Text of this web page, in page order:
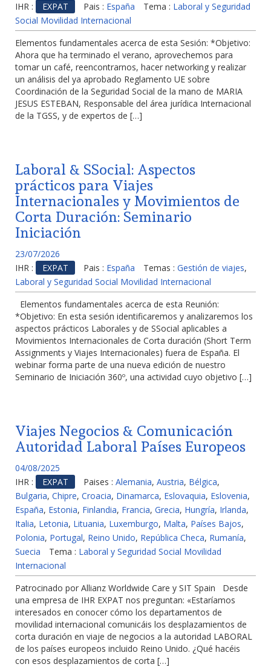
IHR :
EXPAT Pais : España Tema : Laboral y Seguridad
Social Movilidad Internacional
Elementos fundamentales acerca de esta Sesión: *Objetivo:
Ahora que ha terminado el verano, aprovechemos para
tomar un café, reencontrarnos, hacer networking y realizar
un análisis del ya aprobado Reglamento UE sobre
Coordinación de la Seguridad Social de la mano de MARIA
JESUS ESTEBAN, Responsable del área jurídica Internacional
de la TGSS, y de expertos de […]
Laboral & SSocial: Aspectos
prácticos para Viajes
Internacionales y Movimientos de
Corta Duración: Seminario
Iniciación
23/07/2026
IHR :
EXPAT Pais : España Temas : Gestión de viajes,
Laboral y Seguridad Social Movilidad Internacional
Elementos fundamentales acerca de esta Reunión:
*Objetivo: En esta sesión identificaremos y analizaremos los
aspectos prácticos Laborales y de SSocial aplicables a
Movimientos Internacionales de Corta duración (Short Term
Assignments y Viajes Internacionales) fuera de España. El
webinar forma parte de una nueva edición de nuestro
Seminario de Iniciación 360º, una actividad cuyo objetivo […]
Viajes Negocios & Comunicación
Autoridad Laboral Países Europeos
04/08/2025
IHR :
EXPAT Paises : Alemania, Austria, Bélgica,
Bulgaria, Chipre, Croacia, Dinamarca, Eslovaquia, Eslovenia,
España, Estonia, Finlandia, Francia, Grecia, Hungría, Irlanda,
Italia, Letonia, Lituania, Luxemburgo, Malta, Países Bajos,
Polonia, Portugal, Reino Unido, República Checa, Rumanía,
Suecia
Tema : Laboral y Seguridad Social Movilidad
Internacional
Patrocinado por Allianz Worldwide Care y SIT Spain Desde
una empresa de IHR EXPAT nos preguntan: «Estaríamos
interesados en conocer cómo los departamentos de
movilidad internacional comunicáis los desplazamientos de
corta duración en viaje de negocios a la autoridad LABORAL
de los países europeos incluido Reino Unido. ¿Qué hacéis
con esos desplazamientos de corta […]